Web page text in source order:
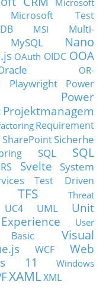
Microsoft
Microsoft Test
MSI
Multi-
MySQL
Nano
OAuth OIDC OOA
OR-
Playwright
Power
Power
Projektmanagem
Requirement
SharePointSicherhe
SQL
SQL
Svelte
System
Test Driven
TFS
Threat
UC4 UML
Unit
User
Visual
WCF
Web
11
Windows
XAMLXML